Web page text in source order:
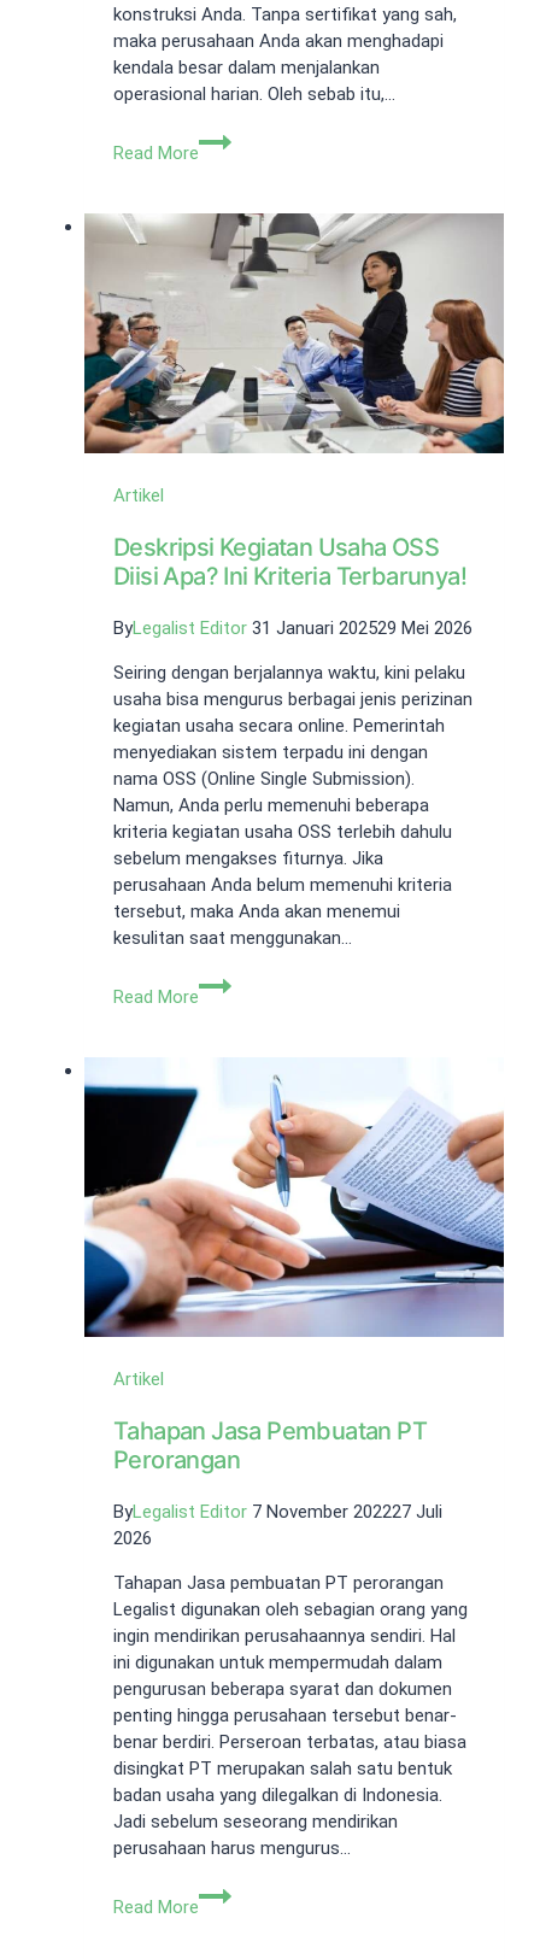
konstruksi Anda. Tanpa sertifikat yang sah,
maka perusahaan Anda akan menghadapi
kendala besar dalam menjalankan
operasional harian. Oleh sebab itu,…
Read More
Peraturan
Mengapa
Penting
Dibutuhkan
Bagi
Perusahaan
Konstruksi?
Artikel
Deskripsi Kegiatan Usaha OSS
Diisi Apa? Ini Kriteria Terbarunya!
ByLegalist Editor 31 Januari 202529 Mei 2026
Seiring dengan berjalannya waktu, kini pelaku
usaha bisa mengurus berbagai jenis perizinan
kegiatan usaha secara online. Pemerintah
menyediakan sistem terpadu ini dengan
nama OSS (Online Single Submission).
Namun, Anda perlu memenuhi beberapa
kriteria kegiatan usaha OSS terlebih dahulu
sebelum mengakses fiturnya. Jika
perusahaan Anda belum memenuhi kriteria
tersebut, maka Anda akan menemui
kesulitan saat menggunakan…
Read More
Deskripsi
OSS
Diisi
Kriteria
Terbarunya!
Artikel
Tahapan Jasa Pembuatan PT
Perorangan
ByLegalist Editor 7 November 202227 Juli
2026
Tahapan Jasa pembuatan PT perorangan
Legalist digunakan oleh sebagian orang yang
ingin mendirikan perusahaannya sendiri. Hal
ini digunakan untuk mempermudah dalam
pengurusan beberapa syarat dan dokumen
penting hingga perusahaan tersebut benar-
benar berdiri. Perseroan terbatas, atau biasa
disingkat PT merupakan salah satu bentuk
badan usaha yang dilegalkan di Indonesia.
Jadi sebelum seseorang mendirikan
perusahaan harus mengurus…
Read More
Tahapan